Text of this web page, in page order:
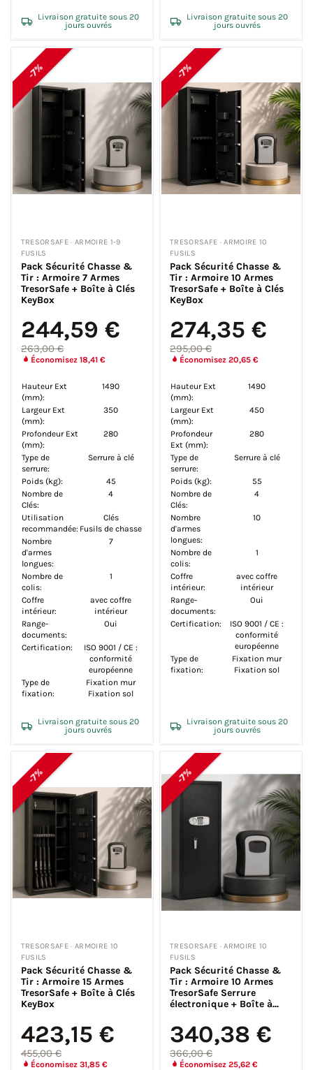
Livraison gratuite sous 20
jours ouvrés
Livraison gratuite sous 20
jours ouvrés
-7%
TRESORSAFE · ARMOIRE 1-9
FUSILS
Pack Sécurité Chasse &
Tir : Armoire 7 Armes
TresorSafe + Boîte à Clés
KeyBox
244,59 €
263,00 €
Économisez 18,41 €
Hauteur Ext
(mm):
1490
Largeur Ext
(mm):
350
Profondeur Ext
(mm):
280
Type de
serrure:
Serrure à clé
Poids (kg):
45
Nombre de
Clés:
4
Utilisation
recommandée:
Clés
Fusils de chasse
Nombre
d'armes
longues:
7
Nombre de
colis:
1
Coffre
intérieur:
avec coffre
intérieur
Range-
documents:
Oui
Certification:
ISO 9001 / CE :
conformité
européenne
Type de
fixation:
Fixation mur
Fixation sol
Livraison gratuite sous 20
jours ouvrés
-7%
TRESORSAFE · ARMOIRE 10
FUSILS
Pack Sécurité Chasse &
Tir : Armoire 10 Armes
TresorSafe + Boîte à Clés
KeyBox
274,35 €
295,00 €
Économisez 20,65 €
Hauteur Ext
(mm):
1490
Largeur Ext
(mm):
450
Profondeur
Ext (mm):
280
Type de
serrure:
Serrure à clé
Poids (kg):
55
Nombre de
Clés:
4
Nombre
d'armes
longues:
10
Nombre de
colis:
1
Coffre
intérieur:
avec coffre
intérieur
Range-
documents:
Oui
Certification:
ISO 9001 / CE :
conformité
européenne
Type de
fixation:
Fixation mur
Fixation sol
Livraison gratuite sous 20
jours ouvrés
-7%
TRESORSAFE · ARMOIRE 10
FUSILS
Pack Sécurité Chasse &
Tir : Armoire 15 Armes
TresorSafe + Boîte à Clés
KeyBox
423,15 €
455,00 €
Économisez 31,85 €
-7%
TRESORSAFE · ARMOIRE 10
FUSILS
Pack Sécurité Chasse &
Tir : Armoire 10 Armes
TresorSafe Serrure
électronique + Boîte à...
340,38 €
366,00 €
Économisez 25,62 €